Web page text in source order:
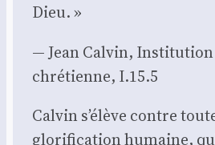
Dieu. »
— Jean Cal­vin,
chré­tienne, I.15.5
Cal­vin s’élève contre
glorification humaine,